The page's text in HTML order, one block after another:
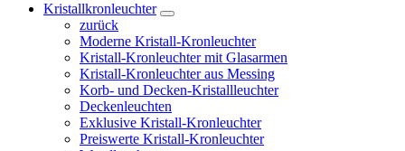
Kristallkronleuchter
zurück
Moderne Kristall-Kronleuchter
Kristall-Kronleuchter mit Glasarmen
Kristall-Kronleuchter aus Messing
Korb- und Decken-Kristallleuchter
Deckenleuchten
Exklusive Kristall-Kronleuchter
Preiswerte Kristall-Kronleuchter